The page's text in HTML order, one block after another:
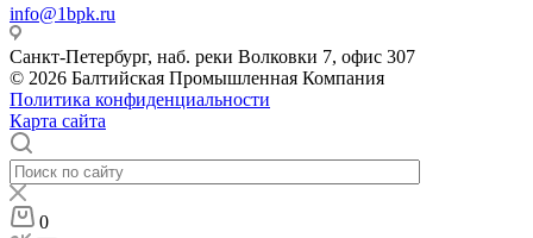
info@1bpk.ru
Санкт-Петербург, наб. реки Волковки 7, офис 307
© 2026 Балтийская Промышленная Компания
Политика конфиденциальности
Карта сайта
0